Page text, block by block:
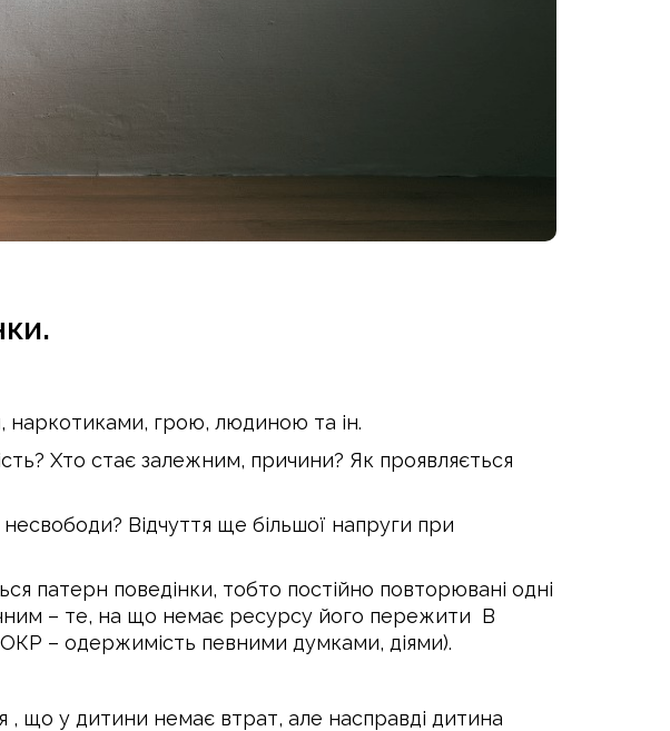
наркотиками, грою, людиною та ін.
Хто стає залежним, причини? Як проявляється
Відчуття ще більшої напруги при
патерн поведінки, тобто постійно повторювані одні
– те, на що немає ресурсу його пережити В
– одержимість певними думками, діями).
що у дитини немає втрат, але насправді дитина